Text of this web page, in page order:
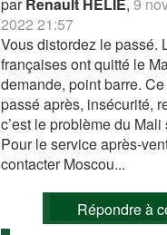
2022 21:57
Vous distordez le passé.
françaises ont quitté le
demande, point barre. Ce
passé après, insécurité,
c’est le problème du
Pour le service après-
contacter Moscou...
Répondre à